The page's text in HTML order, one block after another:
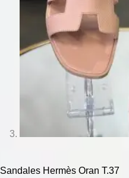
Sandales Hermès Oran T.37